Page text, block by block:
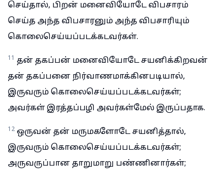
செய்தால், பிறன் மனைவியோடே விபசாரம்
செய்த அந்த விபசாரனும் அந்த விபசாரியும்
கொலைசெய்யப்படக்கடவர்கள்.
11 தன் தகப்பன் மனைவியோடே சயனிக்கிறவன்
தன் தகப்பனை நிர்வாணமாக்கினபடியால்,
இருவரும் கொலைசெய்யப்படக்கடவர்கள்;
அவர்கள் இரத்தப்பழி அவர்கள்மேல் இருப்பதாக.
12 ஒருவன் தன் மருமகளோடே சயனித்தால்,
இருவரும் கொலைசெய்யப்படக்கடவர்கள்;
அருவருப்பான தாறுமாறு பண்ணினார்கள்;